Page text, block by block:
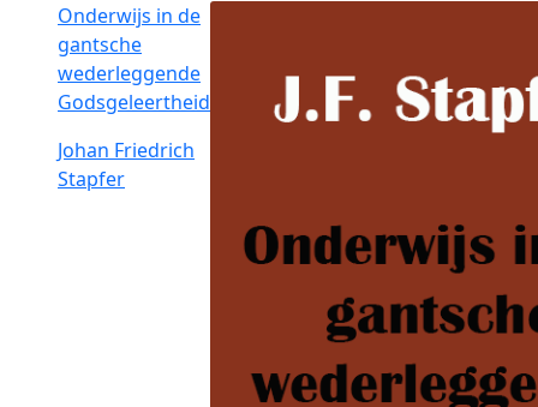
Onderwijs in de
gantsche
wederleggende
Godsgeleertheid
Johan Friedrich
Stapfer